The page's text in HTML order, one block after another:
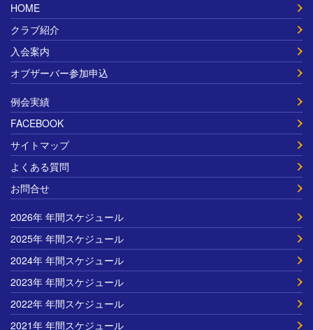
HOME
クラブ紹介
入会案内
オブザーバー参加申込
例会実績
FACEBOOK
サイトマップ
よくある質問
お問合せ
2026年 年間スケジュール
2025年 年間スケジュール
2024年 年間スケジュール
2023年 年間スケジュール
2022年 年間スケジュール
2021年 年間スケジュール